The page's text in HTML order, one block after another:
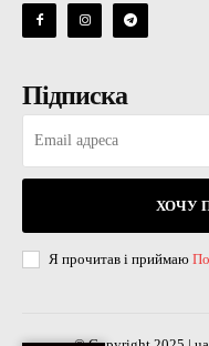
Підписка
ХОЧУ
Я прочитав і приймаю